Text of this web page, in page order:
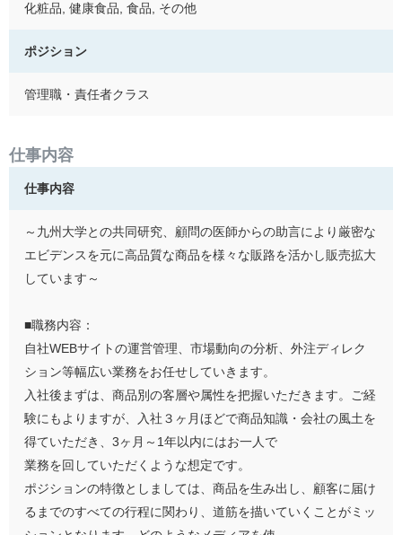
化粧品, 健康食品, 食品, その他
ポジション
管理職・責任者クラス
仕事内容
仕事内容
～九州大学との共同研究、顧問の医師からの助言により厳密な
エビデンスを元に高品質な商品を様々な販路を活かし販売拡大
しています～
■職務内容：
自社WEBサイトの運営管理、市場動向の分析、外注ディレク
ション等幅広い業務をお任せしていきます。
入社後まずは、商品別の客層や属性を把握いただきます。ご経
験にもよりますが、入社３ヶ月ほどで商品知識・会社の風土を
得ていただき、3ヶ月～1年以内にはお一人で
業務を回していただくような想定です。
ポジションの特徴としましては、商品を生み出し、顧客に届け
るまでのすべての行程に関わり、道筋を描いていくことがミッ